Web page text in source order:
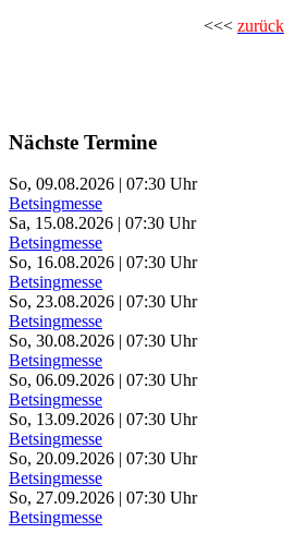
<<< zurück
Nächste Termine
So, 09.08.2026 | 07:30 Uhr
Betsingmesse
Sa, 15.08.2026 | 07:30 Uhr
Betsingmesse
So, 16.08.2026 | 07:30 Uhr
Betsingmesse
So, 23.08.2026 | 07:30 Uhr
Betsingmesse
So, 30.08.2026 | 07:30 Uhr
Betsingmesse
So, 06.09.2026 | 07:30 Uhr
Betsingmesse
So, 13.09.2026 | 07:30 Uhr
Betsingmesse
So, 20.09.2026 | 07:30 Uhr
Betsingmesse
So, 27.09.2026 | 07:30 Uhr
Betsingmesse